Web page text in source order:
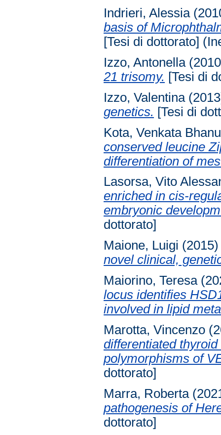
Indrieri, Alessia
basis of
[Tesi di dottorato]
Izzo, Antonella
21 trisomy. [Tesi di
Izzo, Valentina
genetics. [Tesi di
Kota, Venkata
conserved leucine
differentiation of
Lasorsa, Vito
enriched in cis-
embryonic
dottorato]
Maione, Luigi
novel clinical,
Maiorino, Teresa
locus identifies
involved in lipid
Marotta, Vincenzo
differentiated
polymorphisms of
dottorato]
Marra, Roberta
pathogenesis of
dottorato]